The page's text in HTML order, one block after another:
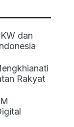
dan
Rakyat